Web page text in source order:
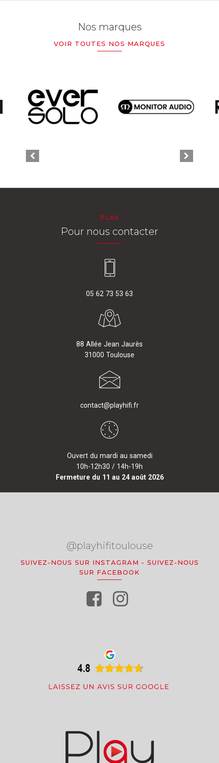
Nos marques
VOIR TOUTES NOS MARQUES
PLAY
Pour nous contacter
05 62 73 53 63
88 Allée Jean Jaurès
31000 Toulouse
contact@playhifi.fr
Ouvert du mardi au samedi
10h-12h30 / 14h-19h
Fermeture du 11 au 24 août 2026
@playhifitoulouse
SUIVEZ-NOUS SUR INSTAGRAM - SUIVEZ-NOUS
SUR FACEBOOK